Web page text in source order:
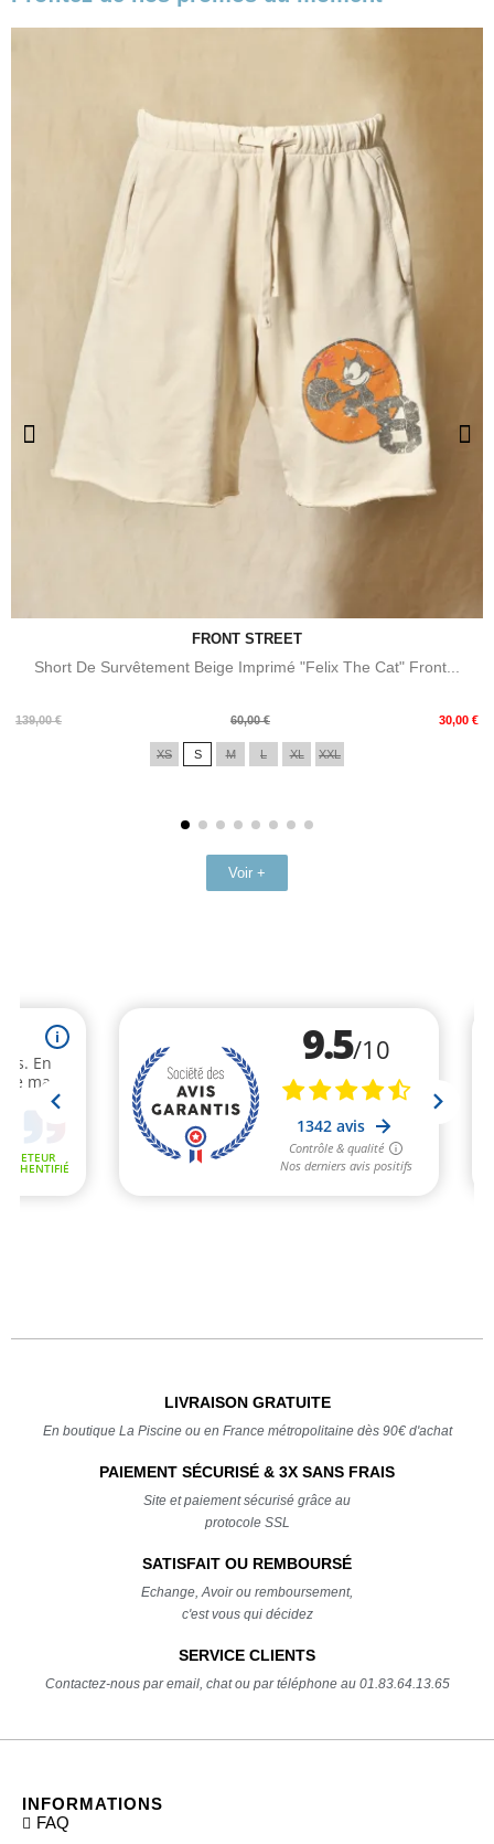
FRONT STREET
Short De Survêtement Beige Imprimé "Felix The Cat" Front...
139,00 €
Prix
60,00 € 30,00 €
Prix
XS S M L XL XXL
Voir +
LIVRAISON GRATUITE
En boutique La Piscine ou en France métropolitaine dès 90€ d'achat
PAIEMENT SÉCURISÉ & 3X SANS FRAIS
Site et paiement sécurisé grâce au
protocole SSL
SATISFAIT OU REMBOURSÉ
Echange, Avoir ou remboursement,
c'est vous qui décidez
SERVICE CLIENTS
Contactez-nous par email, chat ou par téléphone au 01.83.64.13.65
INFORMATIONS
FAQ